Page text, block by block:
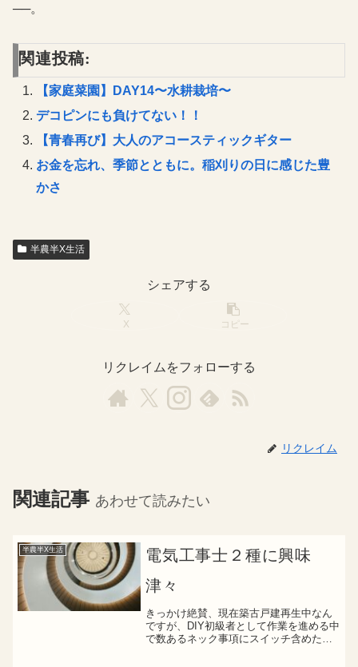
──。
関連投稿:
【家庭菜園】DAY14〜水耕栽培〜
デコピンにも負けてない！！
【青春再び】大人のアコースティックギター
お金を忘れ、季節とともに。稲刈りの日に感じた豊
かさ
半農半X生活
シェアする
X コピー
リクレイムをフォローする
リクレイム
関連記事 あわせて読みたい
半農半X生活
電気工事士２種に興味
津々
きっかけ絶賛、現在築古戸建再生中なん
ですが、DIY初級者として作業を進める中
で数あるネック事項にスイッチ含めた